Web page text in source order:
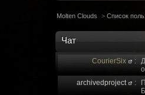
Molten Clouds > Список
Чат
CourierSix :
archivedproject
: